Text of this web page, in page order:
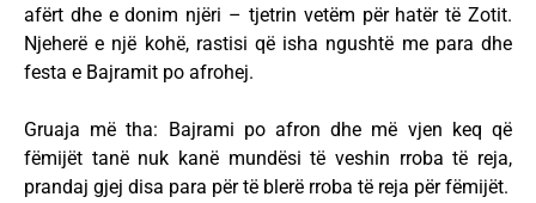
afërt dhe e donim njëri – tjetrin vetëm për hatër të Zotit.
Njeherë e një kohë, rastisi që isha ngushtë me para dhe
festa e Bajramit po afrohej.
Gruaja më tha: Bajrami po afron dhe më vjen keq që
fëmijët tanë nuk kanë mundësi të veshin rroba të reja,
prandaj gjej disa para për të blerë rroba të reja për fëmijët.